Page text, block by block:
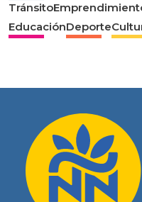
Tránsito
EducaciónDeporte